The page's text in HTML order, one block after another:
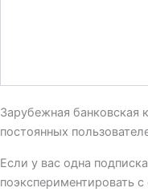
Зарубежная
постоянных
Если у вас одна
поэкспериментировать